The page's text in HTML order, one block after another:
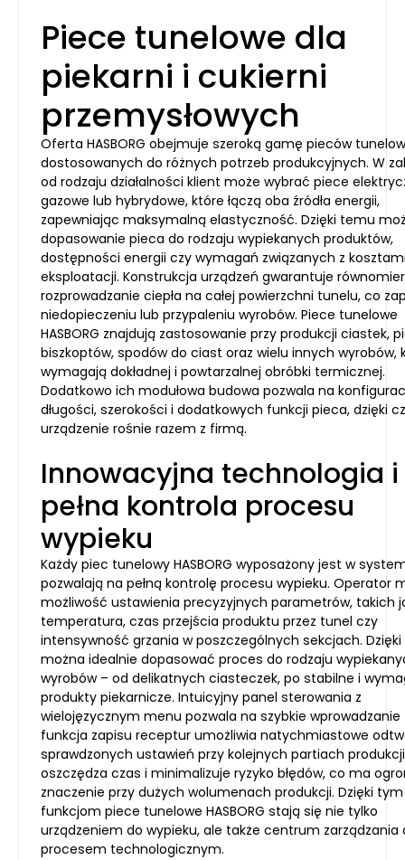
Piece tunelowe dla
piekarni i cukierni
przemysłowych
Oferta HASBORG obejmuje szeroką gamę pieców
dostosowanych do różnych potrzeb produkcyjnych. W
od rodzaju działalności klient może wybrać piece
gazowe lub hybrydowe, które łączą oba źródła energii,
zapewniając maksymalną elastyczność. Dzięki temu
dopasowanie pieca do rodzaju wypiekanych produktów,
dostępności energii czy wymagań związanych z
eksploatacji. Konstrukcja urządzeń gwarantuje
rozprowadzanie ciepła na całej powierzchni tunelu, co
niedopieczeniu lub przypaleniu wyrobów. Piece tunelowe
HASBORG znajdują zastosowanie przy produkcji ciastek,
biszkoptów, spodów do ciast oraz wielu innych wyrobów,
wymagają dokładnej i powtarzalnej obróbki termicznej.
Dodatkowo ich modułowa budowa pozwala na
długości, szerokości i dodatkowych funkcji pieca, dzięki
urządzenie rośnie razem z firmą.
Innowacyjna technologia i
pełna kontrola procesu
wypieku
Każdy piec tunelowy HASBORG wyposażony jest w
pozwalają na pełną kontrolę procesu wypieku. Operator
możliwość ustawienia precyzyjnych parametrów, takich
temperatura, czas przejścia produktu przez tunel czy
intensywność grzania w poszczególnych sekcjach.
można idealnie dopasować proces do rodzaju
wyrobów – od delikatnych ciasteczek, po stabilne i
produkty piekarnicze. Intuicyjny panel sterowania z
wielojęzycznym menu pozwala na szybkie wprowadzanie
funkcja zapisu receptur umożliwia natychmiastowe
sprawdzonych ustawień przy kolejnych partiach
oszczędza czas i minimalizuje ryzyko błędów, co ma
znaczenie przy dużych wolumenach produkcji. Dzięki tym
funkcjom piece tunelowe HASBORG stają się nie tylko
urządzeniem do wypieku, ale także centrum zarządzania
procesem technologicznym.